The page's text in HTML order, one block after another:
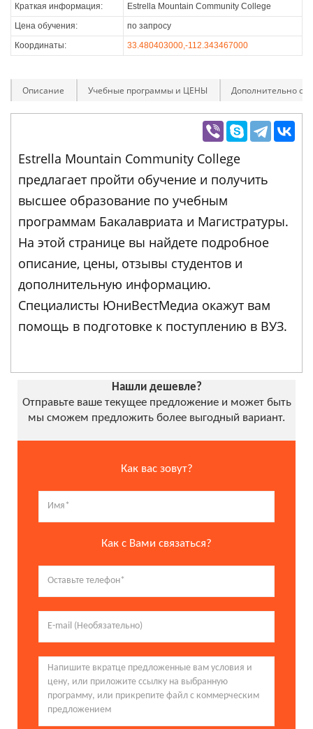
Краткая информация:
Estrella Mountain Community College
Цена обучения:
по запросу
Координаты:
33.480403000,-112.343467000
Описание Учебные программы и ЦЕНЫ Дополнительно
Estrella Mountain Community College
предлагает пройти обучение и получить
высшее образование по учебным
программам Бакалавриата и Магистратуры.
На этой странице вы найдете подробное
описание, цены, отзывы студентов и
дополнительную информацию.
Специалисты ЮниВестМедиа окажут вам
помощь в подготовке к поступлению в ВУЗ.
Нашли дешевле?
Отправьте ваше текущее предложение и может быть
мы сможем предложить более выгодный вариант.
Как вас зовут?
Как с Вами связаться?